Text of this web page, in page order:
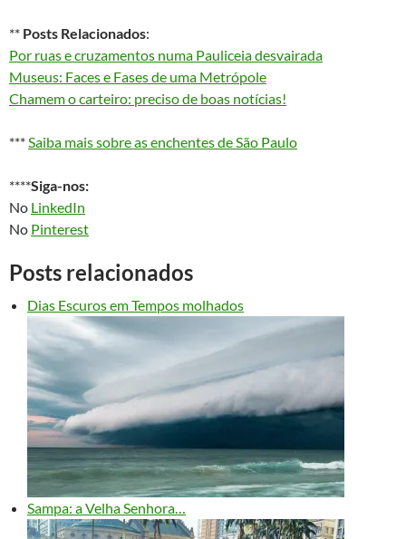
** Posts Relacionados:
Por ruas e cruzamentos numa Pauliceia desvairada
Museus: Faces e Fases de uma Metrópole
Chamem o carteiro: preciso de boas notícias!
***Saiba mais sobre as enchentes de São Paulo
****Siga-nos:
No LinkedIn
No Pinterest
Posts relacionados
Dias Escuros em Tempos molhados
Sampa: a Velha Senhora…